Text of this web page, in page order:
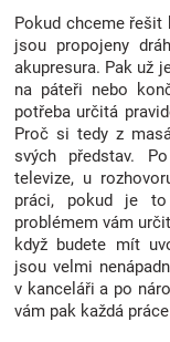
Pokud chceme
jsou propojeny
akupresura. Pak už
na páteři nebo
potřeba určitá
Proč si tedy z
svých představ.
televize, u
práci, pokud je to
problémem vám
když budete mít
jsou velmi
v kanceláři a po
vám pak každá